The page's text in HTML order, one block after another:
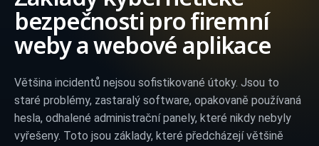
bezpečnosti pro firemní
weby a webové aplikace
Většina incidentů nejsou sofistikované útoky. Jsou to
staré problémy, zastaralý software, opakovaně používaná
hesla, odhalené administrační panely, které nikdy nebyly
vyřešeny. Toto jsou základy, které předcházejí většině